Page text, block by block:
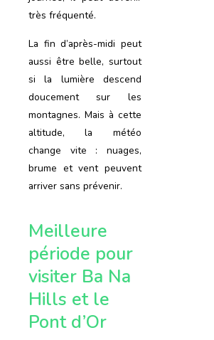
très fréquenté.
La fin d’après-midi peut
aussi être belle, surtout
si la lumière descend
doucement sur les
montagnes. Mais à cette
altitude, la météo
change vite : nuages,
brume et vent peuvent
arriver sans prévenir.
Meilleure
période pour
visiter Ba Na
Hills et le
Pont d’Or